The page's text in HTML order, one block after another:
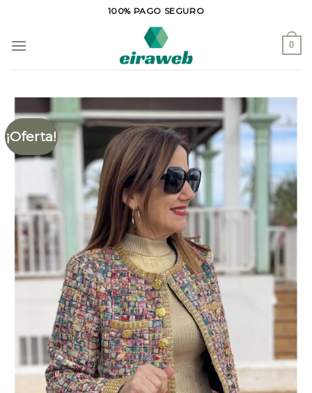
contenido
100% PAGO SEGURO
0
¡Oferta!